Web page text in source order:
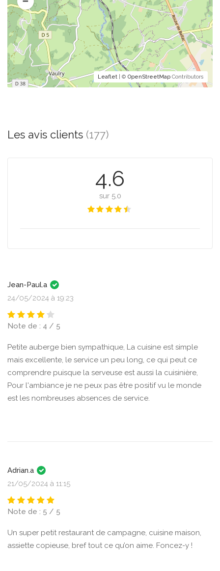
Leaflet | © OpenStreetMap Contributors
Les avis clients (177)
4.6
sur 5.0
Jean-Paul.a
24/05/2024 à 19:23
Note de : 4 / 5
Petite auberge bien sympathique, La cuisine est simple
mais excellente, le service un peu long, ce qui peut ce
comprendre puisque la serveuse est aussi la cuisinière,
Pour l'ambiance je ne peux pas être positif vu le monde
est les nombreuses absences de service.
Adrian.a
21/05/2024 à 11:15
Note de : 5 / 5
Un super petit restaurant de campagne, cuisine maison,
assiette copieuse, bref tout ce qu’on aime. Foncez-y !